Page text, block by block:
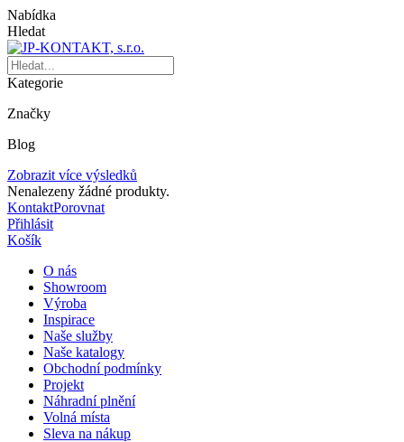
Nabídka
Hledat
Kategorie
Značky
Blog
Zobrazit více výsledků
Nenalezeny žádné produkty.
KontaktPorovnat
Přihlásit
Košík
O nás
Showroom
Výroba
Inspirace
Naše služby
Naše katalogy
Obchodní podmínky
Projekt
Náhradní plnění
Volná místa
Sleva na nákup